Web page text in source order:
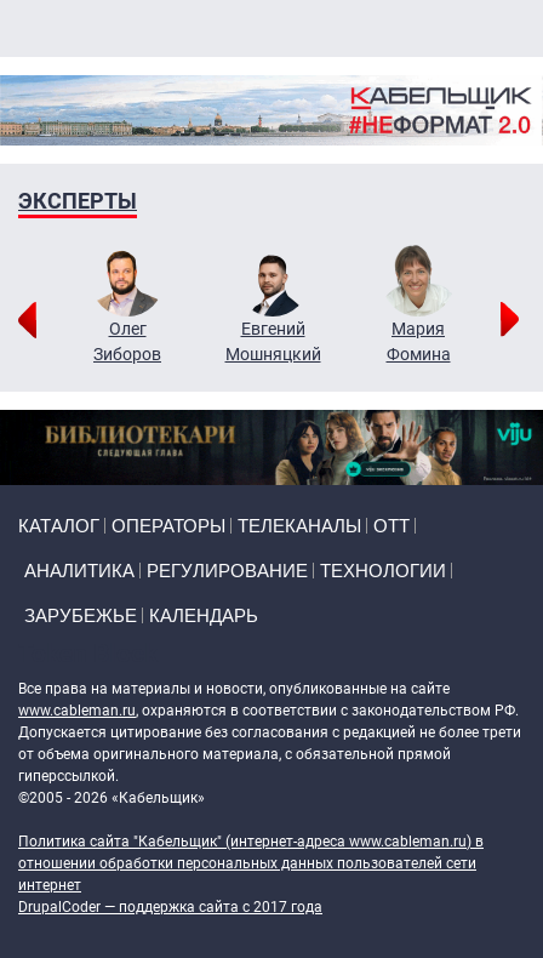
ЭКСПЕРТЫ
Олег
Зиборов
Евгений
Мошняцкий
Мария
Фомина
КАТАЛОГ ОПЕРАТОРЫ ТЕЛЕКАНАЛЫ ОТТ
АНАЛИТИКА РЕГУЛИРОВАНИЕ ТЕХНОЛОГИИ
ЗАРУБЕЖЬЕ КАЛЕНДАРЬ
Все права на материалы и новости, опубликованные на сайте
www.cableman.ru, охраняются в соответствии с законодательством РФ.
Допускается цитирование без согласования с редакцией не более трети
от объема оригинального материала, с обязательной прямой
гиперссылкой.
©2005 - 2026 «Кабельщик»
Политика сайта "Кабельщик" (интернет-адреса www.cableman.ru) в
отношении обработки персональных данных пользователей сети
интернет
DrupalCoder — поддержка сайта c 2017 года